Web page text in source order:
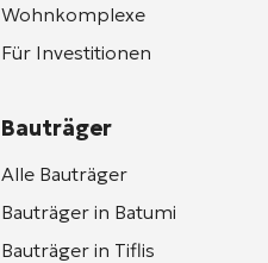
Wohnkomplexe
Für Investitionen
Bauträger
Alle Bauträger
Bauträger in Batumi
Bauträger in Tiflis